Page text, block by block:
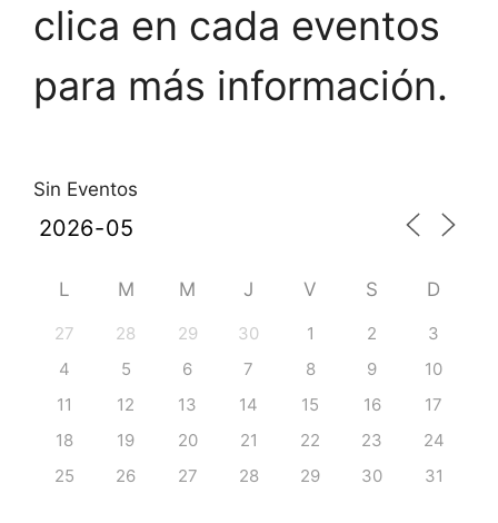
clica en cada eventos
para más información.
Sin Eventos
L M M J V S D
27 28 29 30 1 2
3
4
5 6 7 8 9
10
11
12 13 14 15 16
17
18
19 20 21 22 23
24
25
26 27 28 29 30 31